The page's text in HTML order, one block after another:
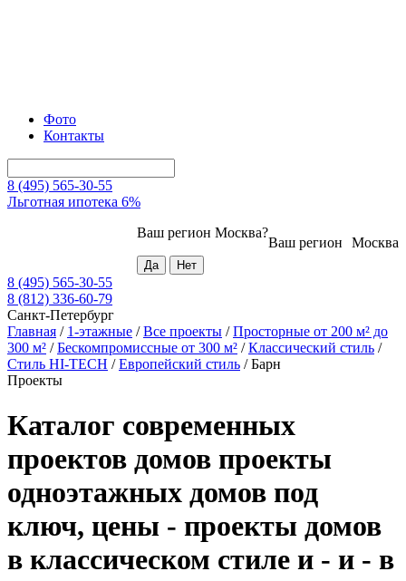
Фото
Контакты
8 (495) 565-30-55
Льготная ипотека 6%
Москва
Ваш регион
Ваш регион Москва?
8 (495) 565-30-55
8 (812) 336-60-79
Санкт-Петербург
Главная / 1-этажные /Все проекты /Просторные от 200 м² до
300 м² /Бескомпромиссные от 300 м² /Классический стиль /
Стиль HI-TECH /Европейский стиль /Барн
Проекты
Каталог современных
проектов домов проекты
одноэтажных домов под
ключ, цены - проекты домов
в классическом стиле и - и - в